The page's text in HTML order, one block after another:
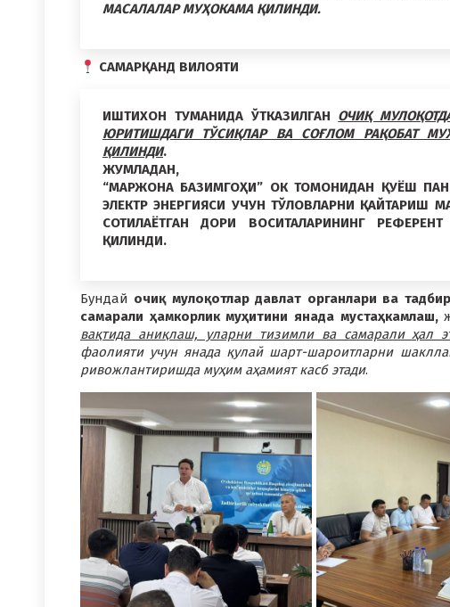
МАСАЛАЛАР МУҲОКАМА ҚИЛИНДИ.
САМАРҚАНД ВИЛОЯТИ
ИШТИХОН ТУМАНИДА ЎТКАЗИЛГАН ОЧИҚ
ЮРИТИШДАГИ ТЎСИҚЛАР ВА СОҒЛОМ РАҚОБАТ
ҚИЛИНДИ.
ЖУМЛАДАН,
“МАРЖОНА БАЗИМГОҲИ” ОК ТОМОНИДАН ҚУЁШ
ЭЛЕКТР ЭНЕРГИЯСИ УЧУН ТЎЛОВЛАРНИ ҚАЙТАРИШ
СОТИЛАЁТГАН ДОРИ ВОСИТАЛАРИНИНГ
ҚИЛИНДИ.
Бундай очиқ мулоқотлар давлат органлари ва
самарали ҳамкорлик муҳитини янада мустаҳкамлаш,
вақтида аниқлаш, уларни тизимли ва самарали ҳал
фаолияти учун янада қулай шарт-шароитларни
ривожлантиришда муҳим аҳамият касб этади.